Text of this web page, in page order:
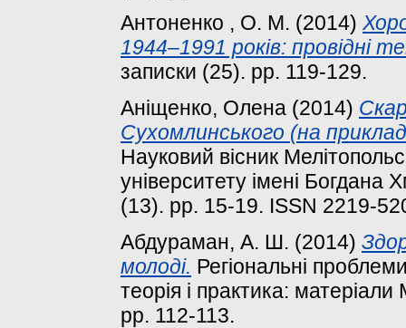
Антоненко , О. М. (2014)
1944–1991 років: провідні
записки (25). pp. 119-129.
Аніщенко, Олена (2014)
Сухомлинського (на прикладі
Науковий вісник
університету імені Богдана
(13). pp. 15-19. ISSN 2219-
Абдураман, А. Ш. (2014)
молоді. Регіональні
теорія і практика:
pp. 112-113.